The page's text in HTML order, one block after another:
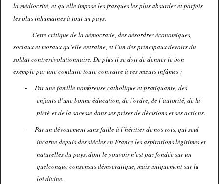
la médiocrité, et qu’elle impose les frasques les plus absurdes et parfois
les plus inhumaines à tout un pays.
Cette critique de la démocratie, des désordres économiques,
sociaux et moraux qu’elle entraîne, et l’un des principaux devoirs du
soldat contrerévolutionnaire. De plus il se doit de donner le bon
exemple par une conduite toute contraire à ces mœurs infâmes :
-
Par une famille nombreuse catholique et pratiquante, des
enfants d’une bonne éducation, de l’ordre, de l’autorité, de la
piété et de la sagesse dans ses prises de décisions et ses actions.
-
Par un dévouement sans faille à l’héritier de nos rois, qui seul
incarne depuis des siècles en France les aspirations légitimes et
naturelles du pays, dont le pouvoir n'est pas fondée sur un
quelconque consensus démocratique, mais uniquement sur la
loi divine.